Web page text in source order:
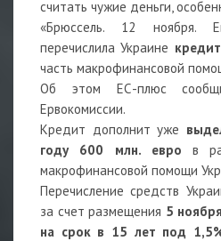
считать чужие деньги,
«Брюссель. 12 ноября.
перечислила Украине
часть макрофинансовой
Об этом ЕС-плюс
Ервокомиссии.
Кредит дополнит уже
году 600 млн. евро в
макрофинансовой помощи
Перечисление средств
за счет размещения 5
на срок в 15 лет под